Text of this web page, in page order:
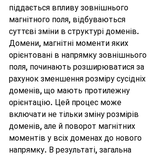
піддається впливу зовнішнього
магнітного поля, відбуваються
суттєві зміни в структурі доменів.
Домени, магнітні моменти яких
орієнтовані в напрямку зовнішнього
поля, починають розширюватися за
рахунок зменшення розміру сусідніх
доменів, що мають протилежну
орієнтацію. Цей процес може
включати не тільки зміну розмірів
доменів, але й поворот магнітних
моментів у всіх доменах до нового
напрямку. В результаті, загальна